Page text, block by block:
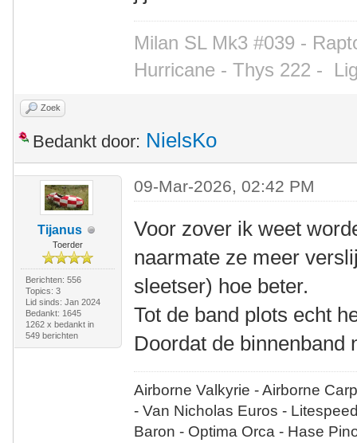
Milan SL Mk3 #039 -
Hurricane - Thys 222 -
Zoek
Bedankt door: NielsKo
Tijanus
Toerder
Berichten: 556
Topics: 3
Lid sinds: Jan 2024
Bedankt: 1645
1262 x bedankt in
549 berichten
09-Mar-2026, 02:42 PM
Voor zover ik weet
naarmate ze meer
sleetser) hoe beter.
Tot de band plots echt
Doordat de
Airborne Valkyrie - Airborne
- Van Nicholas Euros -
Baron - Optima Orca - Hase